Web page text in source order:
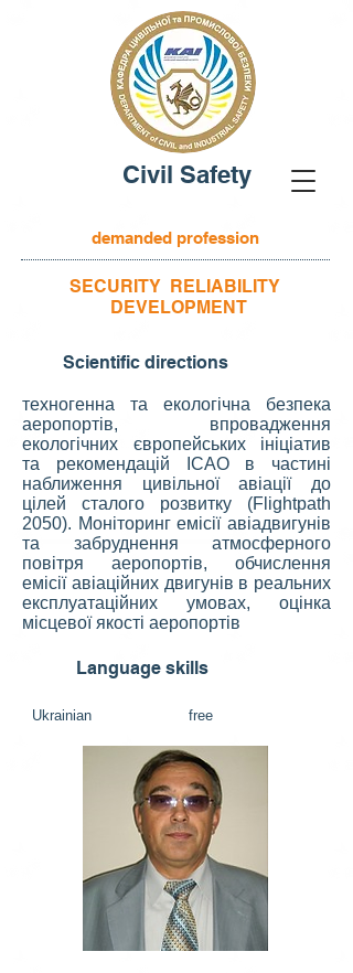
Civil Safety
demanded profession
SECURITY RELIABILITY
DEVELOPMENT
Scientific directions
техногенна та екологічна безпека
аеропортів, впровадження
екологічних європейських ініціатив
та рекомендацій ІCАО в частині
наближення цивільної авіації до
цілей сталого розвитку (Flightpath
2050). Моніторинг емісії авіадвигунів
та забруднення атмосферного
повітря аеропортів, обчислення
емісії авіаційних двигунів в реальних
експлуатаційних умовах, оцінка
місцевої якості аеропортів
Language skills
Ukrainian free